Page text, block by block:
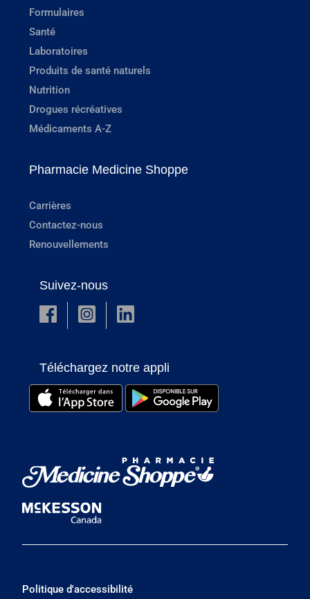
Formulaires
Santé
Laboratoires
Produits de santé naturels
Nutrition
Drogues récréatives
Médicaments A-Z
Pharmacie Medicine Shoppe
Carrières
Contactez-nous
Renouvellements
Suivez-nous
Téléchargez notre appli
Politique d'accessibilité